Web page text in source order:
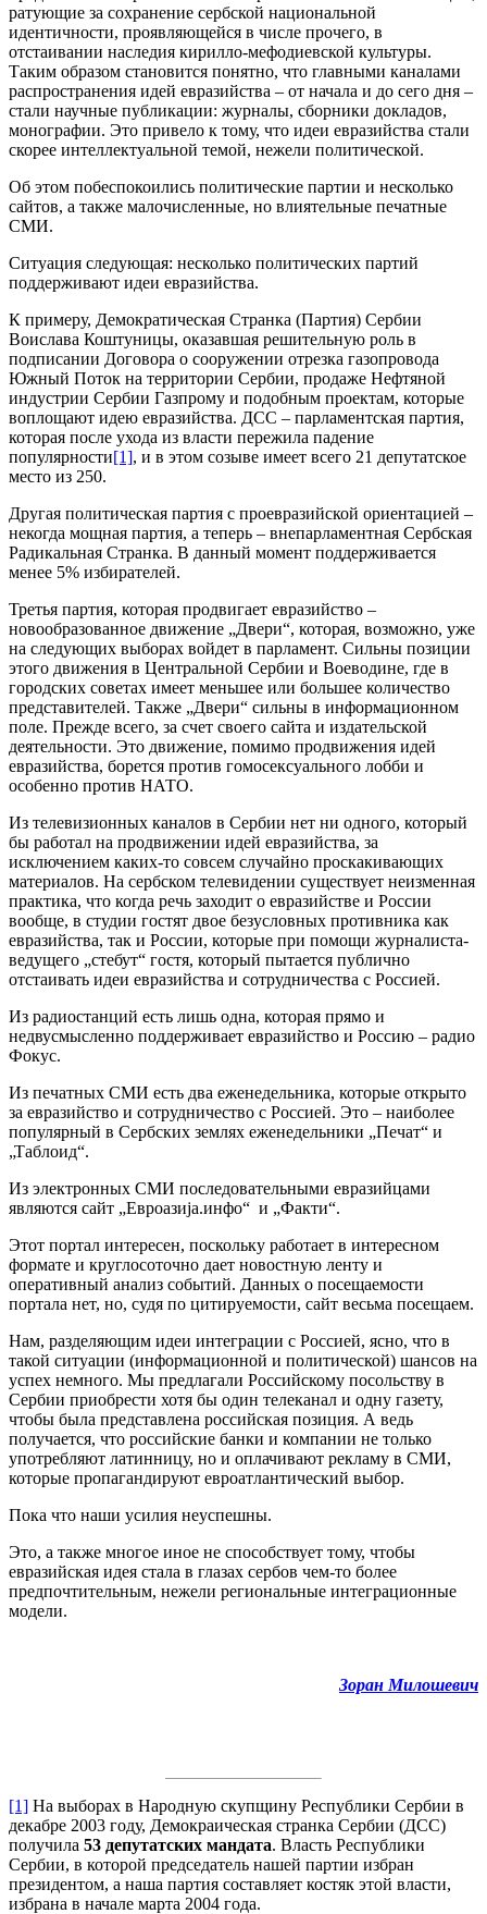
ратующие за сохранение сербской национальной
идентичности, проявляющейся в числе прочего, в
отстаивании наследия кирилло-мефодиевской культуры.
Таким образом становится понятно, что главными каналами
распространения идей евразийства – от начала и до сего дня –
стали научные публикации: журналы, сборники докладов,
монографии. Это привело к тому, что идеи евразийства стали
скорее интеллектуальной темой, нежели политической.
Об этом побеспокоились политические партии и несколько
сайтов, а также малочисленные, но влиятельные печатные
СМИ.
Ситуация следующая: несколько политических партий
поддерживают идеи евразийства.
К примеру, Демократическая Странка (Партия) Сербии
Воислава Коштуницы, оказавшая решительную роль в
подписании Договора о сооружении отрезка газопровода
Южный Поток на территории Сербии, продаже Нефтяной
индустрии Сербии Газпрому и подобным проектам, которые
воплощают идею евразийства. ДСС – парламентская партия,
которая после ухода из власти пережила падение
популярности[1], и в этом созыве имеет всего 21 депутатское
место из 250.
Другая политическая партия с проевразийской ориентацией –
некогда мощная партия, а теперь – внепарламентная Сербская
Радикальная Странка. В данный момент поддерживается
менее 5% избирателей.
Третья партия, которая продвигает евразийство –
новообразованное движение „Двери“, которая, возможно, уже
на следующих выборах войдет в парламент. Сильны позиции
этого движения в Центральной Сербии и Воеводине, где в
городских советах имеет меньшее или большее количество
представителей. Также „Двери“ сильны в информационном
поле. Прежде всего, за счет своего сайта и издательской
деятельности. Это движение, помимо продвижения идей
евразийства, борется против гомосексуального лобби и
особенно против НАТО.
Из телевизионных каналов в Сербии нет ни одного, который
бы работал на продвижении идей евразийства, за
исключением каких-то совсем случайно проскакивающих
материалов. На сербском телевидении существует неизменная
практика, что когда речь заходит о евразийстве и России
вообще, в студии гостят двое безусловных противника как
евразийства, так и России, которые при помощи журналиста-
ведущего „стебут“ гостя, который пытается публично
отстаивать идеи евразийства и сотрудничества с Россией.
Из радиостанций есть лишь одна, которая прямо и
недвусмысленно поддерживает евразийство и Россию – радио
Фокус.
Из печатных СМИ есть два еженедельника, которые открыто
за евразийство и сотрудничество с Россией. Это – наиболее
популярный в Сербских землях еженедельники „Печат“ и
„Таблоид“.
Из электронных СМИ последовательными евразийцами
являются сайт „Евроазија.инфо“ и „Факти“.
Этот портал интересен, поскольку работает в интересном
формате и круглосоточно дает новостную ленту и
оперативный анализ событий. Данных о посещаемости
портала нет, но, судя по цитируемости, сайт весьма посещаем.
Нам, разделяющим идеи интеграции с Россией, ясно, что в
такой ситуации (информационной и политической) шансов на
успех немного. Мы предлагали Российскому посольству в
Сербии приобрести хотя бы один телеканал и одну газету,
чтобы была представлена российская позиция. А ведь
получается, что российские банки и компании не только
употребляют латинницу, но и оплачивают рекламу в СМИ,
которые пропагандируют евроатлантический выбор.
Пока что наши усилия неуспешны.
Это, а также многое иное не способствует тому, чтобы
евразийская идея стала в глазах сербов чем-то более
предпочтительным, нежели региональные интеграционные
модели.
Зоран Милошевич
[1] На выборах в Народную скупщину Республики Сербии в
декабре 2003 году, Демокраическая странка Сербии (ДСС)
получила 53 депутатских мандата. Власть Республики
Сербии, в которой председатель нашей партии избран
президентом, а наша партия составляет костяк этой власти,
избрана в начале марта 2004 года.